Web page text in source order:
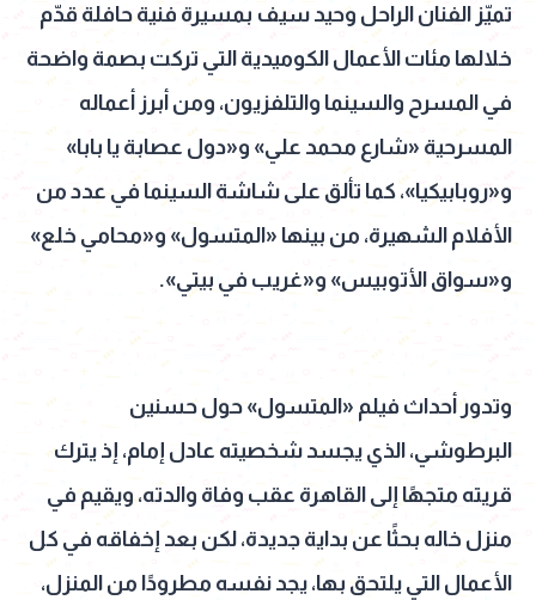
تميّز الفنان الراحل وحيد سيف بمسيرة فنية حافلة قدّم
خلالها مئات الأعمال الكوميدية التي تركت بصمة واضحة
في المسرح والسينما والتلفزيون، ومن أبرز أعماله
المسرحية «شارع محمد علي» و«دول عصابة يا بابا»
و«روبابيكيا»، كما تألق على شاشة السينما في عدد من
الأفلام الشهيرة، من بينها «المتسول» و«محامي خلع»
و«سواق الأتوبيس» و«غريب في بيتي».
وتدور أحداث فيلم «المتسول» حول حسنين
البرطوشي، الذي يجسد شخصيته عادل إمام، إذ يترك
قريته متجهًا إلى القاهرة عقب وفاة والدته، ويقيم في
منزل خاله بحثًا عن بداية جديدة، لكن بعد إخفاقه في كل
الأعمال التي يلتحق بها، يجد نفسه مطرودًا من المنزل،